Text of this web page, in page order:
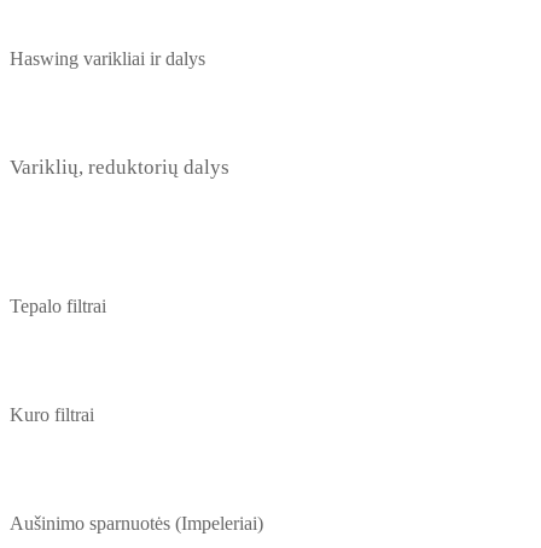
Haswing varikliai ir dalys
Variklių, reduktorių dalys
Tepalo filtrai
Kuro filtrai
Aušinimo sparnuotės (Impeleriai)